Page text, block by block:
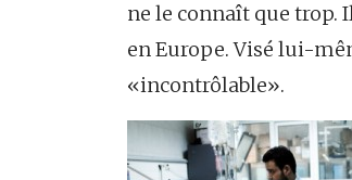
ne le connaît que trop.
en Europe. Visé lui-
«incontrôlable».